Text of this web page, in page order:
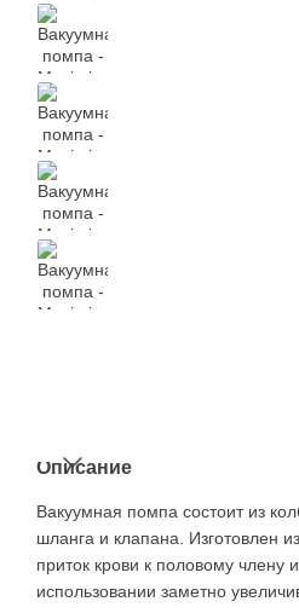
Описание
Вакуумная помпа состоит из
шланга и клапана. Изготовлен
приток крови к половому
использовании заметно